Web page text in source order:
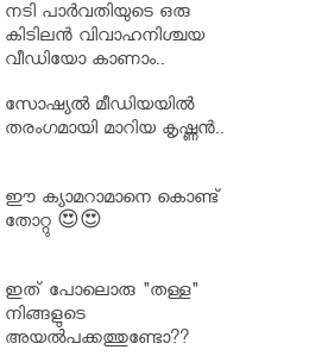
നടി പാർവതിയുടെ ഒരു
കിടിലൻ വിവാഹനിശ്ചയ
വീഡിയോ കാണാം..
സോഷ്യൽ മീഡിയയിൽ
തരംഗമായി മാറിയ കൃഷ്ണൻ..
ഈ ക്യാമറാമാനെ കൊണ്ട്
തോറ്റു 😍😍
ഇത് പോലൊരു "തള്ള"
നിങ്ങളുടെ
അയല്‍പക്കത്തുണ്ടോ??